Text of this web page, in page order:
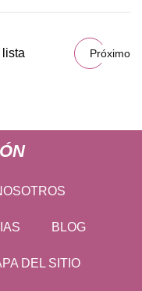
Próximo
BLOG
DEL SITIO